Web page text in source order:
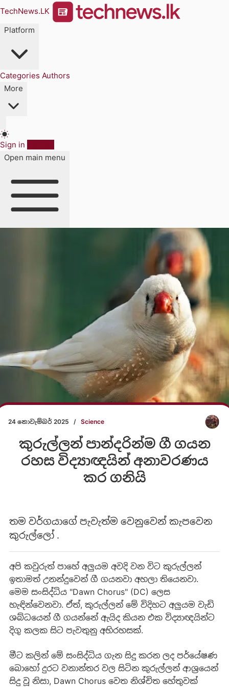
TechNews.LK
Platform
Categories Authors
More
Sign in
Open main menu
24 නොවැම්බර් 2025 / Science
කුරුල්ලන් පාන්දරින්ම ගී ගයන
රහස විද්‍යාඥයින් අනාවරණය
කර ගනියි
තම වර්ගයාගේ පැවැත්ම වෙනුවෙන් කැපවෙන
කුරුල්ලෝ .
අපි කවුරුත් පාහේ අලුයම අවදි වන විට කුරුල්ලන්
ඉතාමත් උනන්දුවෙන් ගී ගයනවා අහලා තියෙනවා.
මෙම සංසිද්ධිය "Dawn Chorus" (DC) ලෙස
හැඳින්වෙනවා. ඒත්, කුරුල්ලන් මේ විදිහට අලුයම වැඩි
ශබ්ධයෙන් ගී ගයන්නේ ඇයිද කියන එක විද්‍යාඥයින්ට
දිගු කලක සිට පැවතුනු අභිරහසක්.
මීට කලින් මේ සංසිද්ධිය ගැන සිදු කරන ලද පර්යේෂණ
බොහෝ දුරට වනාන්තර වල සිටින කුරුල්ලන් ආශ්‍රයෙන්
සිදු වූ නිසා, Dawn Chorus වෙත නිශ්චිත හේතුවක්